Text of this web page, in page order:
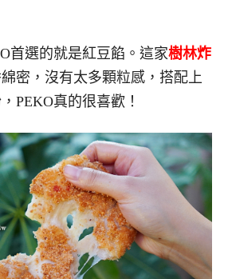
首選的就是紅豆餡。這家樹林炸
密，沒有太多顆粒感，搭配上
，PEKO真的很喜歡！